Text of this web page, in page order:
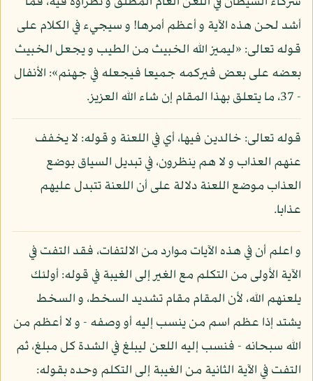
أشد لحن هذه الآية و أعظم أمرها! و سيجيء في الكلام على
قوله تعالى: «ليميز الله الخبيث من الطيب و يجعل الخبيث
بعضه على بعض فيركمه جميعا فيجعله في جهنم»: الأنفال
- 37، ما يتعلق بهذا المقام إن شاء الله العزيز.
قوله تعالى: خالدين فيها، أي في اللعنة و قوله: لا يخفف
عنهم العذاب و لا هم ينظرون، في تبديل السياق بوضع
العذاب موضع اللعنة دلالة على أن اللعنة تتبدل عليهم
عذابا.
و اعلم أن في هذه الآيات موارد من الالتفات، فقد التفت في
الآية الأولى من التكلم مع الغير إلى الغيبة في قوله: أولئك
يلعنهم الله، لأن المقام مقام تشديد السخط، و السخط
يشتد إذا عظم اسم من ينسب إليه أو وصفه - و لا أعظم من
الله سبحانه - فنسب إليه اللعن ليبلغ في الشدة كل مبلغ، ثم
التفت في الآية الثانية من الغيبة إلى التكلم وحده بقوله: